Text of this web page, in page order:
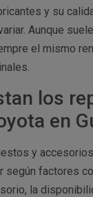
y su
Aunque
el mismo
los
en
y
según factores
la